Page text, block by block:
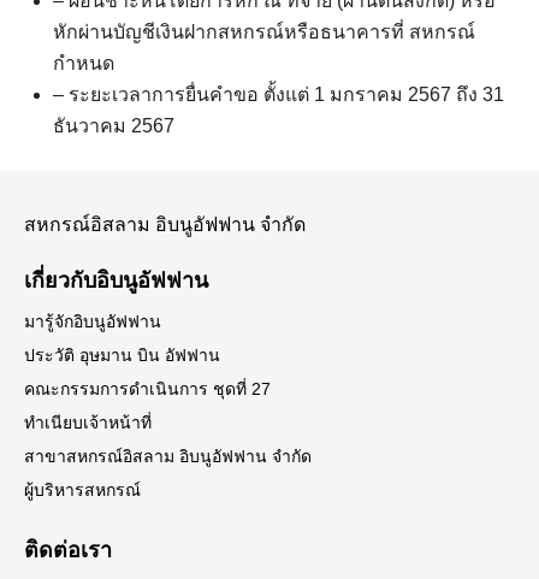
Search
for:
หักผ่านบัญชีเงินฝากสหกรณ์หรือธนาคารที่ สหกรณ์
กำหนด
– ระยะเวลาการยื่นคำขอ ตั้งแต่ 1 มกราคม 2567 ถึง 31
ธันวาคม 2567
สหกรณ์อิสลาม อิบนูอัฟฟาน จำกัด
เกี่ยวกับอิบนูอัฟฟาน
มารู้จักอิบนูอัฟฟาน
ประวัติ อุษมาน บิน อัฟฟาน
คณะกรรมการดำเนินการ ชุดที่ 27
ทำเนียบเจ้าหน้าที่
สาขาสหกรณ์อิสลาม อิบนูอัฟฟาน จำกัด
ผู้บริหารสหกรณ์
ติดต่อเรา